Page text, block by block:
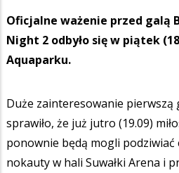
Oficjalne ważenie przed galą
Night 2 odbyło się w piątek
Aquaparku.
Duże zainteresowanie pierwszą
sprawiło, że już jutro (19.09)
ponownie będą mogli
nokauty w hali Suwałki Arena i